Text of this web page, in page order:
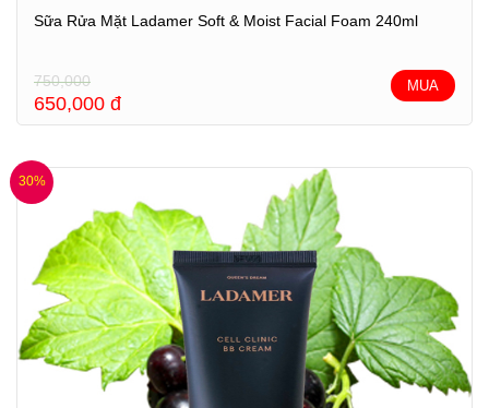
Sữa Rửa Mặt Ladamer Soft & Moist Facial Foam 240ml
750,000
650,000 đ
MUA
30%